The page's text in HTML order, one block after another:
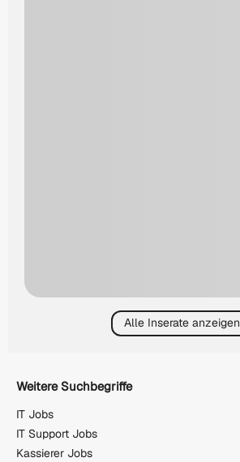
Alle Inserate anzeigen
Weitere Suchbegriffe
IT Jobs
IT Support Jobs
Kassierer Jobs